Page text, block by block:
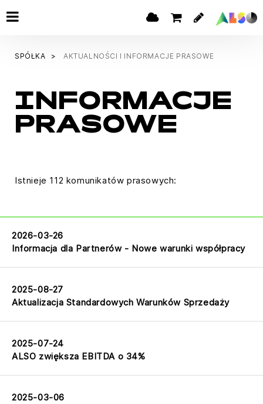
SPÓŁKA AKTUALNOŚCI I INFORMACJE PRASOWE
INFORMACJE
PRASOWE
Istnieje 112 komunikatów prasowych:
2026-03-26
Informacja dla Partnerów - Nowe warunki współpracy
2025-08-27
Aktualizacja Standardowych Warunków Sprzedaży
2025-07-24
ALSO zwiększa EBITDA o 34%
2025-03-06